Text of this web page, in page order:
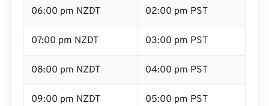
06:00 pm NZDT 02:00 pm PST
07:00 pm NZDT 03:00 pm PST
08:00 pm NZDT 04:00 pm PST
09:00 pm NZDT 05:00 pm PST